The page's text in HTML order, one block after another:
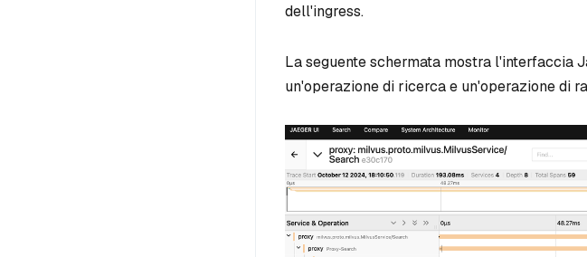
dell'ingress.
La seguente schermata mostra l'interfaccia
un'operazione di ricerca e un'operazione di